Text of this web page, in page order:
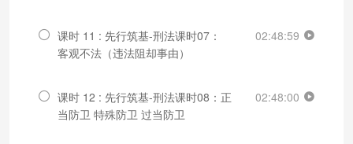
课时 11 : 先行筑基-刑法课时07：
客观不法（违法阻却事由）
02:48:59
课时 12 : 先行筑基-刑法课时08：正
当防卫 特殊防卫 过当防卫
02:48:00